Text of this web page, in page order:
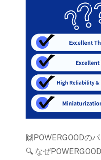
🙌POWERGOODの
🔍 なぜ